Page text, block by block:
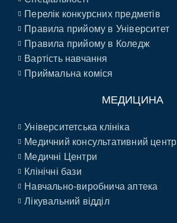
Перелік конкурсних предметів
Правила прийому в Університет
Правила прийому в Коледж
Вартість навчання
Приймальна коміся
МЕДИЦИНА
Університетська клініка
Медичний консультативний центр
Медичні Центри
Клінічні бази
Навчально-виробнича аптека
Лікувальний відділ